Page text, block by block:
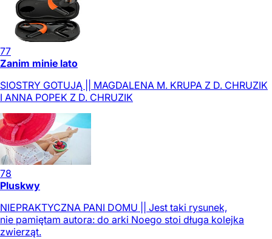
77
Zanim minie lato
SIOSTRY GOTUJĄ || MAGDALENA M. KRUPA Z D. CHRUZIK
I ANNA POPEK Z D. CHRUZIK
78
Pluskwy
NIEPRAKTYCZNA PANI DOMU || Jest taki rysunek,
nie pamiętam autora: do arki Noego stoi długa kolejka
zwierząt.